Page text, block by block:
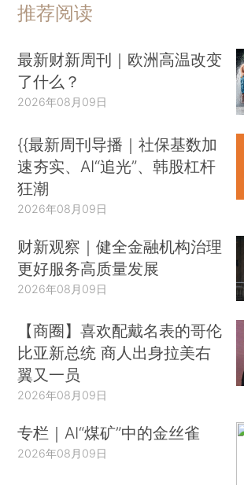
推荐阅读
最新财新周刊｜欧洲高温改变
了什么？
2026年08月09日
{{最新周刊导播｜社保基数加
速夯实、AI“追光”、韩股杠杆
狂潮
2026年08月09日
财新观察｜健全金融机构治理
更好服务高质量发展
2026年08月09日
【商圈】喜欢配戴名表的哥伦
比亚新总统 商人出身拉美右
翼又一员
2026年08月09日
专栏｜AI“煤矿”中的金丝雀
2026年08月09日